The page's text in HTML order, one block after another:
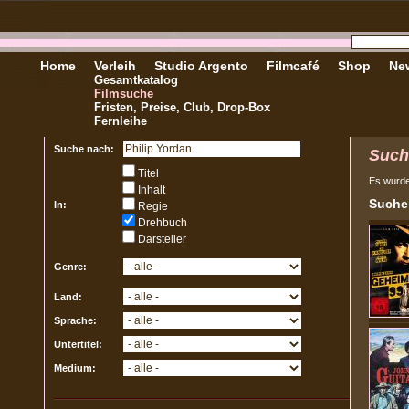
Home Verleih
Gesamtkatalog
Filmsuche
Fristen, Preise, Club, Drop-Box
Fernleihe
Studio Argento Filmcafé Shop
Suche nach:
In:
Titel
Inhalt
Regie
Drehbuch
Darsteller
Genre:
Land:
Sprache:
Untertitel:
Medium:
Es